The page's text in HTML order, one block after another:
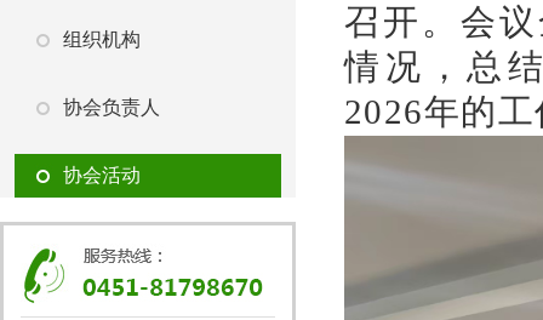
组织机构
协会负责人
协会活动
召开。会
情况，总
2026年的